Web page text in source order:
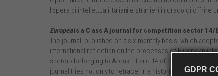
l’opera di intellettuali italiani e stranieri in grado di offrire
Europeais a Class A journal for competition sector 14/
The journal, published on a six-monthly basis, which
international reflection on the processes of European
sectors belonging to Areas 11 and 14 of the Italian
journal tries not only to retrace, in a historical andGDPR